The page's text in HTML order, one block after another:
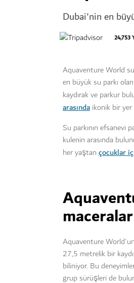
Dubai'nin en
24,753
Aquaventure World
en büyük su parkı
kaydırak ve parkur
arasında ikonik bir
Su parkının efsanevi
kulenin arasında
her yaştan çocuklar
maceralar
Aquaventure
27,5 metrelik bir
biliniyor. Bu
grup sürüşleri de